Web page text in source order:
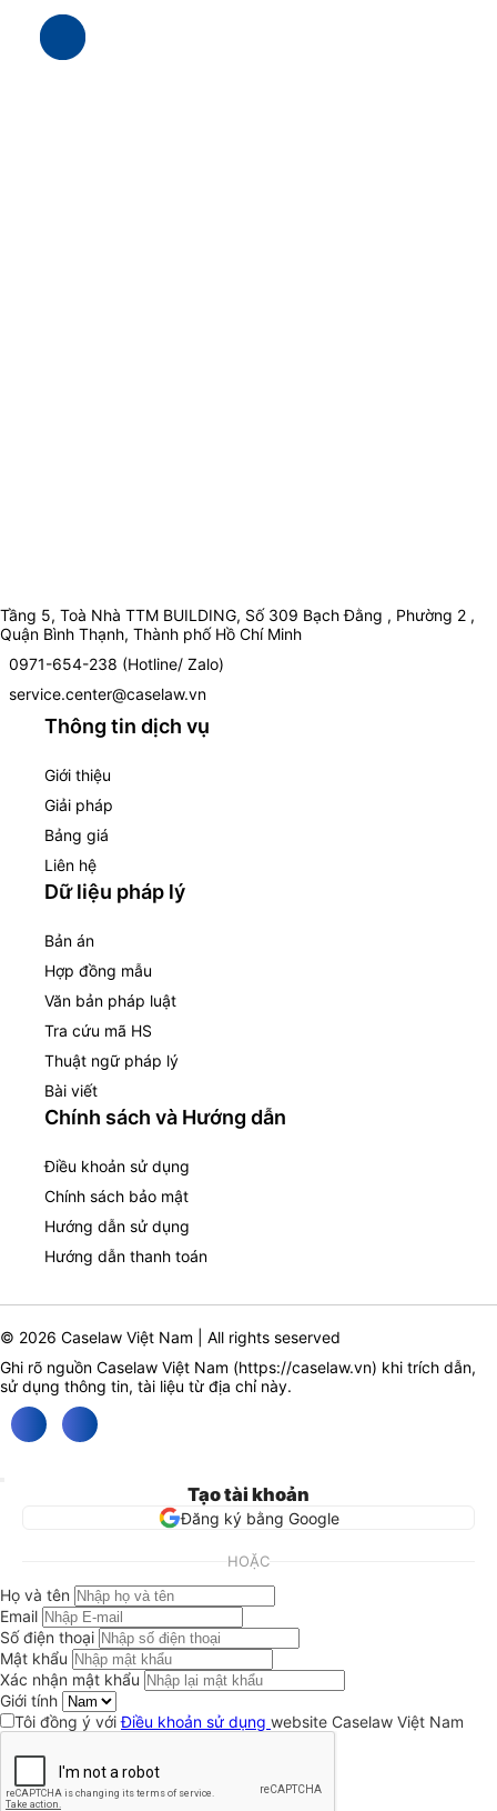
Tầng 5, Toà Nhà TTM BUILDING, Số 309 Bạch Đằng , Phường 2 ,
Quận Bình Thạnh, Thành phố Hồ Chí Minh
0971-654-238 (Hotline/ Zalo)
service.center@caselaw.vn
Thông tin dịch vụ
Giới thiệu
Giải pháp
Bảng giá
Liên hệ
Dữ liệu pháp lý
Bản án
Hợp đồng mẫu
Văn bản pháp luật
Tra cứu mã HS
Thuật ngữ pháp lý
Bài viết
Chính sách và Hướng dẫn
Điều khoản sử dụng
Chính sách bảo mật
Hướng dẫn sử dụng
Hướng dẫn thanh toán
© 2026 Caselaw Việt Nam | All rights seserved
Ghi rõ nguồn Caselaw Việt Nam (https://caselaw.vn) khi trích dẫn,
sử dụng thông tin, tài liệu từ địa chỉ này.
Tạo tài khoản
Đăng ký bằng Google
HOẶC
Họ và tên
Email
Số điện thoại
Mật khẩu
Xác nhận mật khẩu
Giới tính
Tôi đồng ý vớiĐiều khoản sử dụng website Caselaw Việt Nam